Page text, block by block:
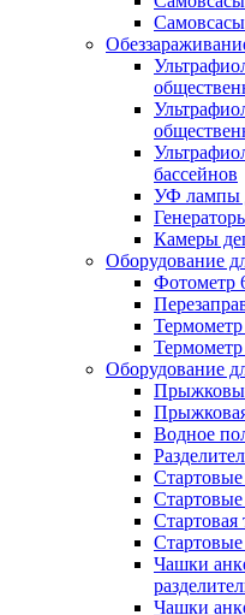
бассейнов
УФ лампы
Камеры
Оборудование
Фотометр
Оборудование
Водное
Стартовая
Чашки
Чашки